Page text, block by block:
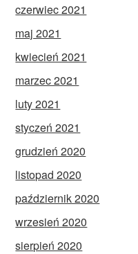
czerwiec 2021
maj 2021
kwiecień 2021
marzec 2021
luty 2021
styczeń 2021
grudzień 2020
listopad 2020
październik 2020
wrzesień 2020
sierpień 2020